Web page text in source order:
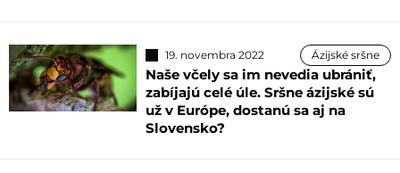
19. novembra 2022 Ázijské sršne
Naše včely sa im nevedia ubrániť,
zabíjajú celé úle. Sršne ázijské sú
už v Európe, dostanú sa aj na
Slovensko?